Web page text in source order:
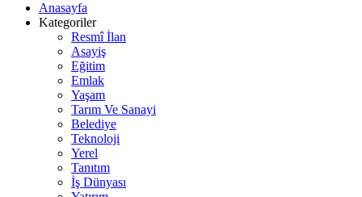
Anasayfa
Kategoriler
Resmî İlan
Asayiş
Eğitim
Emlak
Yaşam
Tarım Ve Sanayi
Belediye
Teknoloji
Yerel
Tanıtım
İş Dünyası